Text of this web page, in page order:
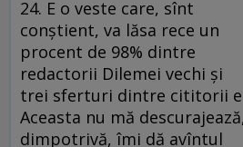
24. E o veste care, sînt
conştient, va lăsa rece un
procent de 98% dintre
redactorii Dilemei vechi şi
trei sferturi dintre cititorii
Aceasta nu mă
dimpotrivă, îmi dă avîntul